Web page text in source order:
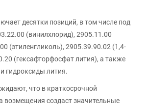
десятки позиций, в том числе под
(винилхлорид), 2905.11.00
(этиленгликоль), 2905.39.90.02 (1,4-
(гексафторфосфат лития), а также
гидроксиды лития.
что в краткосрочной
возмещения создаст значительные